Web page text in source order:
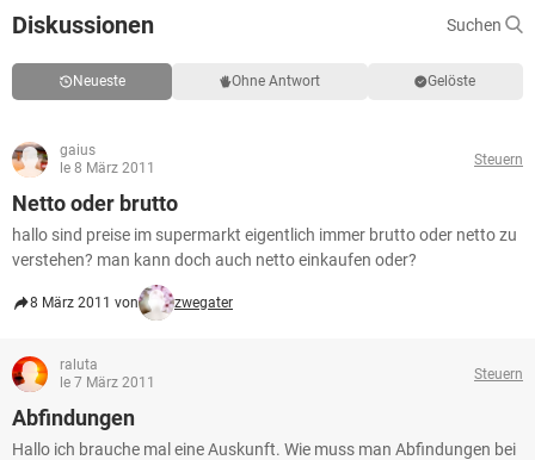
Diskussionen Suchen
Neueste Ohne Antwort Gelöste
gaius
le 8 März 2011
Steuern
Netto oder brutto
hallo sind preise im supermarkt eigentlich immer brutto oder netto zu
verstehen? man kann doch auch netto einkaufen oder?
8 März 2011 von zwegater
raluta
le 7 März 2011
Steuern
Abfindungen
Hallo ich brauche mal eine Auskunft. Wie muss man Abfindungen bei